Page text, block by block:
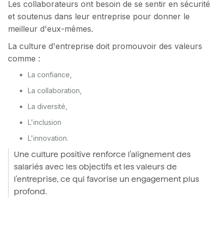
Les collaborateurs ont besoin de se sentir en sécurité
et soutenus dans leur entreprise pour donner le
meilleur d'eux-mêmes.
La culture d'entreprise doit promouvoir des valeurs
comme :
La confiance,
La collaboration,
La diversité,
L'inclusion
L'innovation.
Une culture positive renforce l'alignement des
salariés avec les objectifs et les valeurs de
l'entreprise, ce qui favorise un engagement plus
profond.